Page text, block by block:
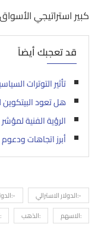
كبير استراتيجي الأسواق
قد تعجبك أيضاً
تأثير التوترات
هل تعود
الرؤية الفنية
أبرز اتجاهات
-:الدولار الاسترالي -
:الاسهم
:الذهب